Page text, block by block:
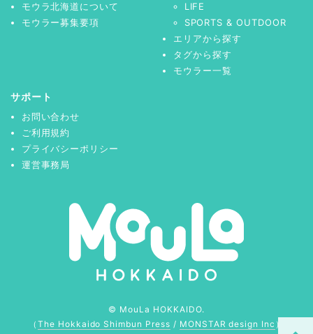
モウラ北海道について
モウラー募集要項
LIFE
SPORTS & OUTDOOR
エリアから探す
タグから探す
モウラー一覧
サポート
お問い合わせ
ご利用規約
プライバシーポリシー
運営事務局
© MouLa HOKKAIDO.
（ The Hokkaido Shimbun Press / MONSTAR design Inc ）